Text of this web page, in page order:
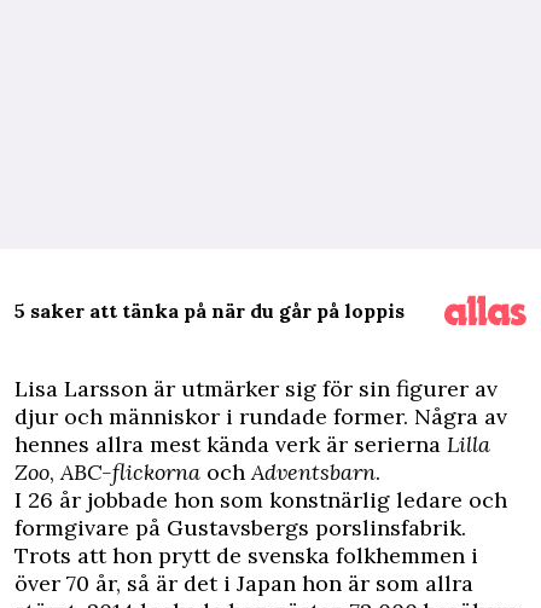
5 saker att tänka på när du går på loppis
Lisa Larsson är utmärker sig för sin figurer av
djur och människor i rundade former. Några av
hennes allra mest kända verk är serierna Lilla
Zoo,ABC-flickorna ochAdventsbarn.
I 26 år jobbade hon som konstnärlig ledare och
formgivare på Gustavsbergs porslinsfabrik.
Trots att hon prytt de svenska folkhemmen i
över 70 år, så är det i Japan hon är som allra